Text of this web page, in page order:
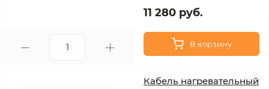
11 280 руб.
В корзину
Кабель нагревательный